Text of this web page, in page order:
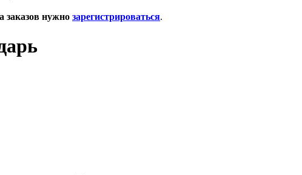
заказов нужно зарегистрироваться.